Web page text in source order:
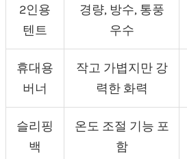
2인용
텐트
경량, 방수, 통풍
우수
휴대용
버너
작고 가볍지만 강
력한 화력
슬리핑
백
온도 조절 기능 포
함